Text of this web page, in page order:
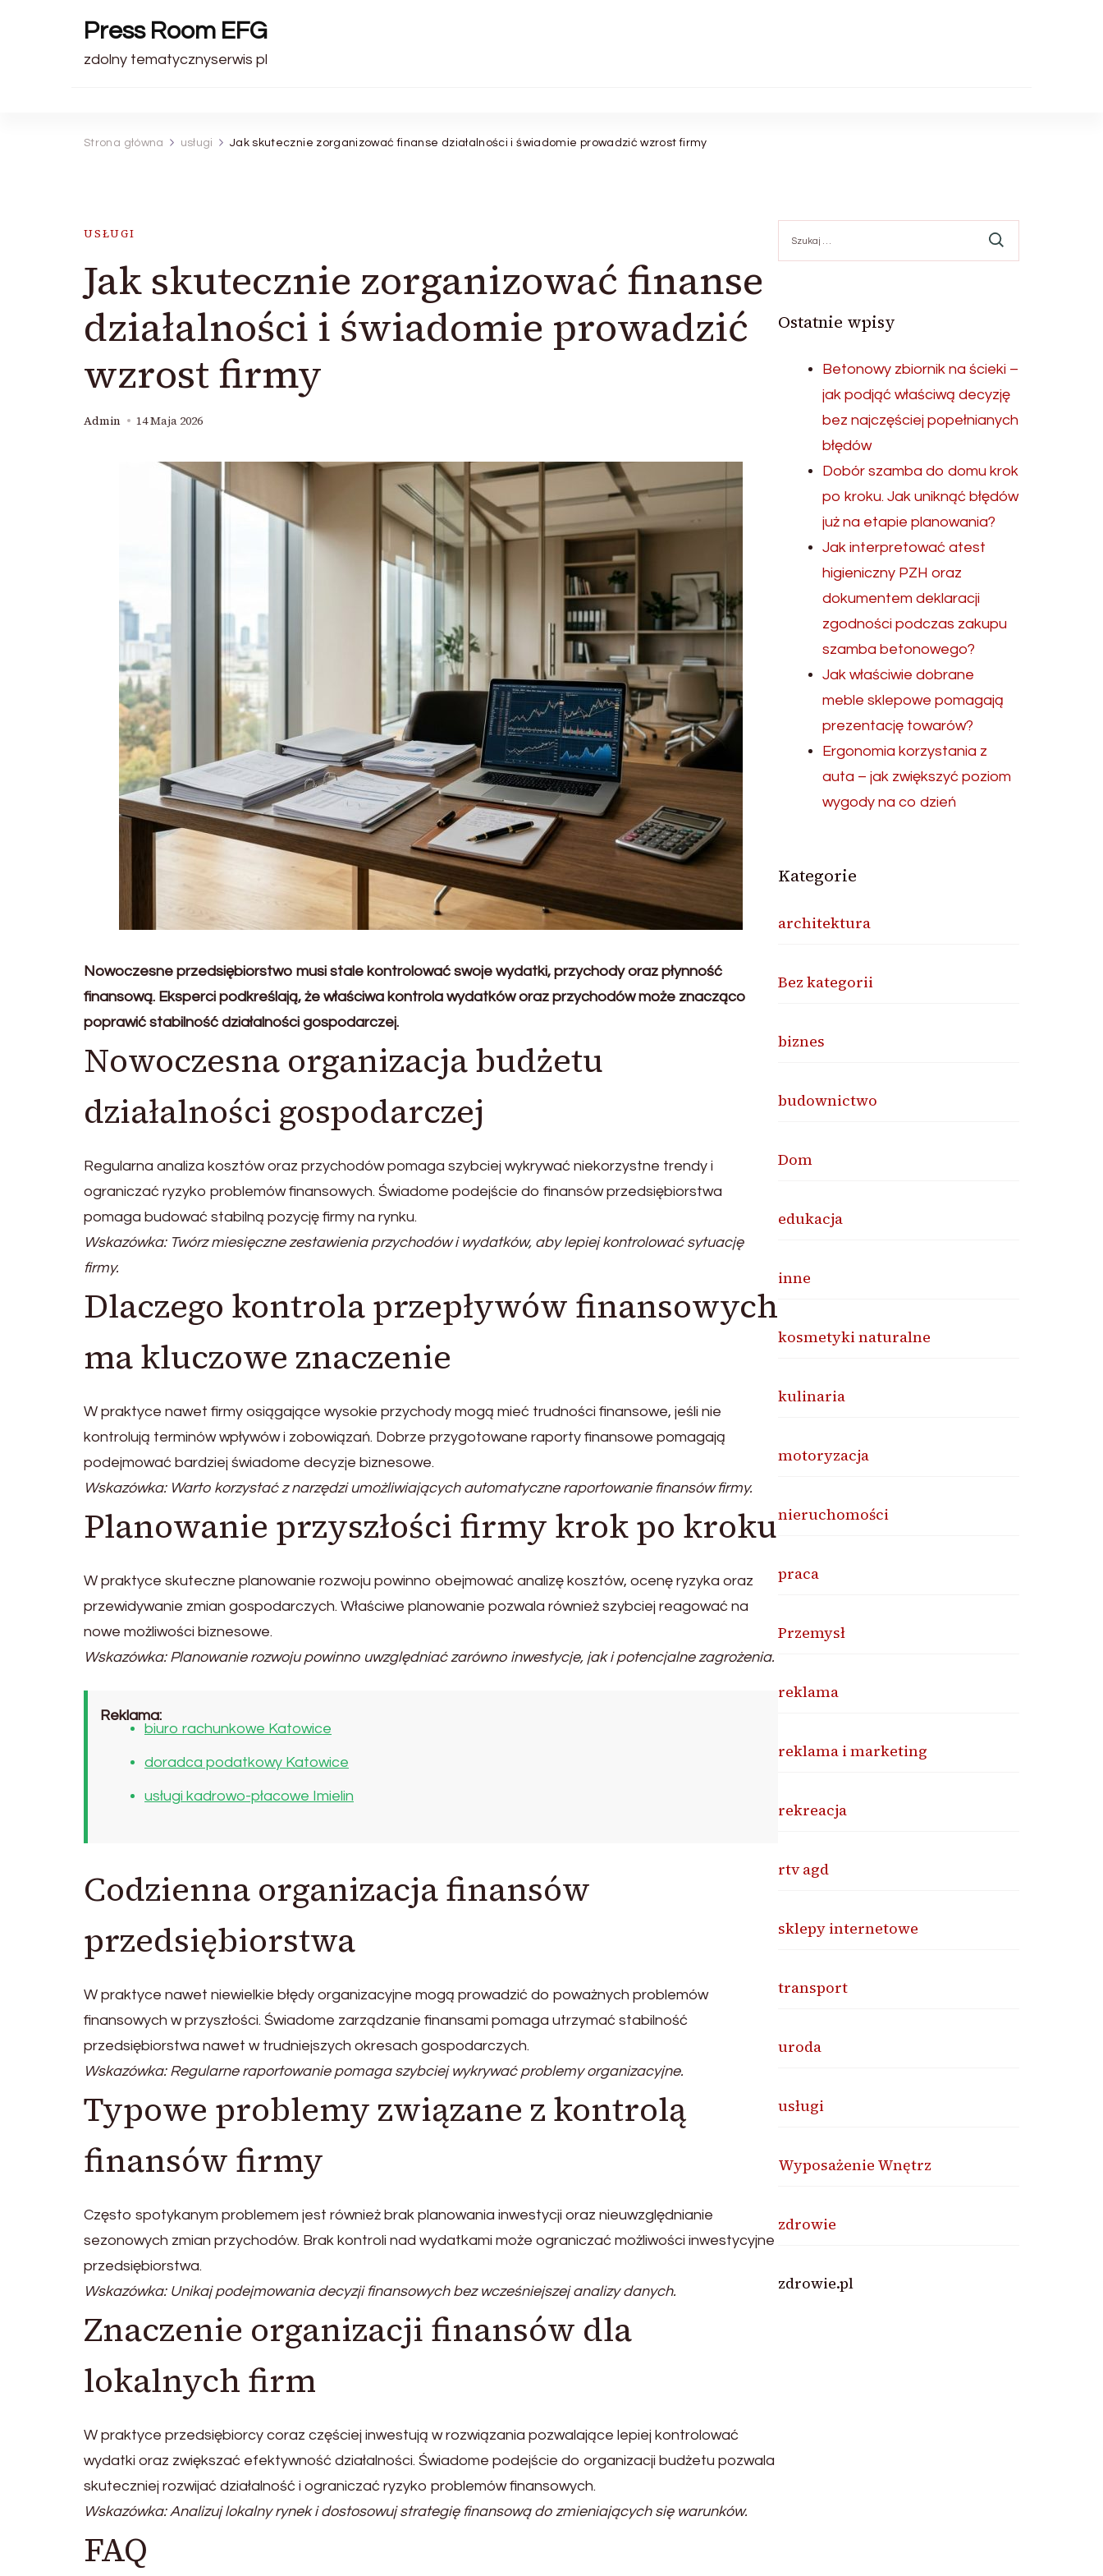
Press Room EFG
zdolny tematycznyserwis pl
Strona główna usługi Jak skutecznie zorganizować finanse działalności i świadomie prowadzić wzrost firmy
USŁUGI
Jak skutecznie zorganizować finanse
działalności i świadomie prowadzić
wzrost firmy
Admin 14 Maja 2026
Nowoczesne przedsiębiorstwo musi stale kontrolować swoje wydatki, przychody oraz płynność
finansową. Eksperci podkreślają, że właściwa kontrola wydatków oraz przychodów może znacząco
poprawić stabilność działalności gospodarczej.
Nowoczesna organizacja budżetu
działalności gospodarczej
Regularna analiza kosztów oraz przychodów pomaga szybciej wykrywać niekorzystne trendy i
ograniczać ryzyko problemów finansowych. Świadome podejście do finansów przedsiębiorstwa
pomaga budować stabilną pozycję firmy na rynku.
Wskazówka: Twórz miesięczne zestawienia przychodów i wydatków, aby lepiej kontrolować sytuację
firmy.
Dlaczego kontrola przepływów finansowych
ma kluczowe znaczenie
W praktyce nawet firmy osiągające wysokie przychody mogą mieć trudności finansowe, jeśli nie
kontrolują terminów wpływów i zobowiązań. Dobrze przygotowane raporty finansowe pomagają
podejmować bardziej świadome decyzje biznesowe.
Wskazówka: Warto korzystać z narzędzi umożliwiających automatyczne raportowanie finansów firmy.
Planowanie przyszłości firmy krok po kroku
W praktyce skuteczne planowanie rozwoju powinno obejmować analizę kosztów, ocenę ryzyka oraz
przewidywanie zmian gospodarczych. Właściwe planowanie pozwala również szybciej reagować na
nowe możliwości biznesowe.
Wskazówka: Planowanie rozwoju powinno uwzględniać zarówno inwestycje, jak i potencjalne zagrożenia.
Reklama:
biuro rachunkowe Katowice
doradca podatkowy Katowice
usługi kadrowo-płacowe Imielin
Codzienna organizacja finansów
przedsiębiorstwa
W praktyce nawet niewielkie błędy organizacyjne mogą prowadzić do poważnych problemów
finansowych w przyszłości. Świadome zarządzanie finansami pomaga utrzymać stabilność
przedsiębiorstwa nawet w trudniejszych okresach gospodarczych.
Wskazówka: Regularne raportowanie pomaga szybciej wykrywać problemy organizacyjne.
Typowe problemy związane z kontrolą
finansów firmy
Często spotykanym problemem jest również brak planowania inwestycji oraz nieuwzględnianie
sezonowych zmian przychodów. Brak kontroli nad wydatkami może ograniczać możliwości inwestycyjne
przedsiębiorstwa.
Wskazówka: Unikaj podejmowania decyzji finansowych bez wcześniejszej analizy danych.
Znaczenie organizacji finansów dla
lokalnych firm
W praktyce przedsiębiorcy coraz częściej inwestują w rozwiązania pozwalające lepiej kontrolować
wydatki oraz zwiększać efektywność działalności. Świadome podejście do organizacji budżetu pozwala
skuteczniej rozwijać działalność i ograniczać ryzyko problemów finansowych.
Wskazówka: Analizuj lokalny rynek i dostosowuj strategię finansową do zmieniających się warunków.
FAQ
Ostatnie wpisy
Betonowy zbiornik na ścieki –
jak podjąć właściwą decyzję
bez najczęściej popełnianych
błędów
Dobór szamba do domu krok
po kroku. Jak uniknąć błędów
już na etapie planowania?
Jak interpretować atest
higieniczny PZH oraz
dokumentem deklaracji
zgodności podczas zakupu
szamba betonowego?
Jak właściwie dobrane
meble sklepowe pomagają
prezentację towarów?
Ergonomia korzystania z
auta – jak zwiększyć poziom
wygody na co dzień
Kategorie
architektura
Bez kategorii
biznes
budownictwo
Dom
edukacja
inne
kosmetyki naturalne
kulinaria
motoryzacja
nieruchomości
praca
Przemysł
reklama
reklama i marketing
rekreacja
rtv agd
sklepy internetowe
transport
uroda
usługi
Wyposażenie Wnętrz
zdrowie
zdrowie.pl